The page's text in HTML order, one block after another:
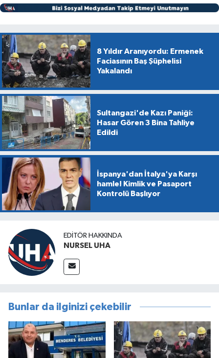
8 Yıldır Aranıyordu: Ermenek
Faciasının Baş Şüphelisi
Yakalandı
Sultangazi'de Kazı Paniği:
Hasar Gören 3 Bina Tahliye
Edildi
İspanya'dan İtalya'ya Karşı
hamle! Kimlik ve Pasaport
Kontrolü Başlıyor
EDITÖR HAKKINDA
NURSEL UHA
Bunlar da ilginizi çekebilir